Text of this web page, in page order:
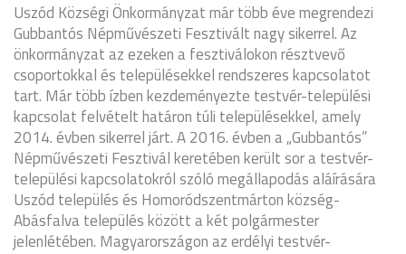
Uszód Községi Önkormányzat már több éve megrendezi
Gubbantós Népművészeti Fesztivált nagy sikerrel. Az
önkormányzat az ezeken a fesztiválokon résztvevő
csoportokkal és településekkel rendszeres kapcsolatot
tart. Már több ízben kezdeményezte testvér-települési
kapcsolat felvételt határon túli településekkel, amely
2014. évben sikerrel járt. A 2016. évben a „Gubbantós”
Népművészeti Fesztivál keretében került sor a testvér-
települési kapcsolatokról szóló megállapodás aláírására
Uszód település és Homoródszentmárton község-
Abásfalva település között a két polgármester
jelenlétében. Magyarországon az erdélyi testvér-